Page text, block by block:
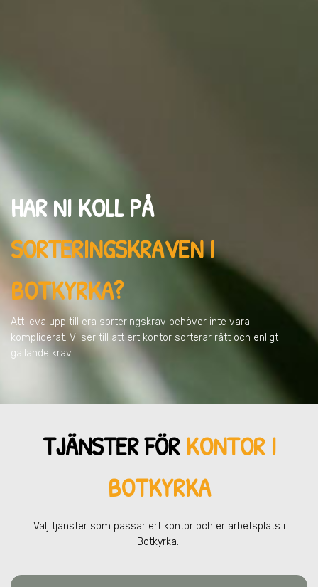
HAR NI KOLL PÅ
SORTERINGSKRAVENI
BOTKYRKA?
Att leva upp till era sorteringskrav behöver inte vara
komplicerat. Vi ser till att ert kontor sorterar rätt och enligt
gällande krav.
TJÄNSTER FÖRKONTOR I
BOTKYRKA
Välj tjänster som passar ert kontor och er arbetsplats i
Botkyrka.